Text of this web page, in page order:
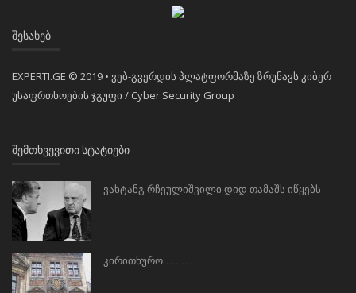
ᲨᲔᲡᲐᲮᲔᲑ
EXPERTI.GE © 2019 • ვებ-გვერდის პლატფორმაზე ზრუნავს კიბერ
უსაფრთხოების ჯგუფი / Cyber Security Group
ᲨᲔᲛᲗᲮᲕᲔᲕᲘᲗᲘ ᲡᲢᲐᲢᲘᲔᲑᲘ
ვახტანგ რჩეულიშვილი დიდ თამაშს იწყებს
კირითხურო........